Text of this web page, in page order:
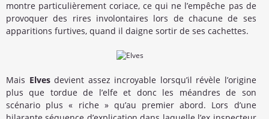
montre particulièrement coriace, ce qui ne l’empêche pas de
provoquer des rires involontaires lors de chacune de ses
apparitions furtives, quand il daigne sortir de ses cachettes.
Mais Elvesdevient assez incroyable lorsqu’il révèle l’origine
plus que tordue de l’elfe et donc les méandres de son
scénario plus « riche » qu’au premier abord. Lors d’une